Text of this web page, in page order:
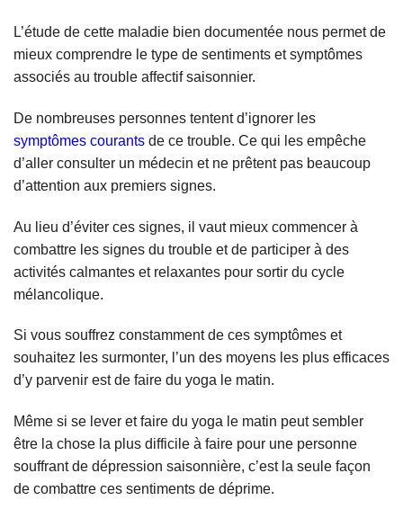
L’étude de cette maladie bien documentée nous permet de
mieux comprendre le type de sentiments et symptômes
associés au trouble affectif saisonnier.
De nombreuses personnes tentent d’ignorer les
symptômes courants de ce trouble. Ce qui les empêche
d’aller consulter un médecin et ne prêtent pas beaucoup
d’attention aux premiers signes.
Au lieu d’éviter ces signes, il vaut mieux commencer à
combattre les signes du trouble et de participer à des
activités calmantes et relaxantes pour sortir du cycle
mélancolique.
Si vous souffrez constamment de ces symptômes et
souhaitez les surmonter, l’un des moyens les plus efficaces
d’y parvenir est de faire du yoga le matin.
Même si se lever et faire du yoga le matin peut sembler
être la chose la plus difficile à faire pour une personne
souffrant de dépression saisonnière, c’est la seule façon
de combattre ces sentiments de déprime.